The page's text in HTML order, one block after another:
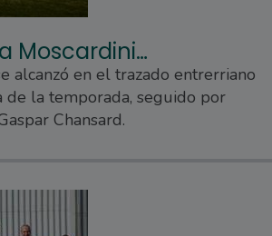
Moscardini…
alcanzó en el trazado entrerriano
de la temporada, seguido por
Chansard.